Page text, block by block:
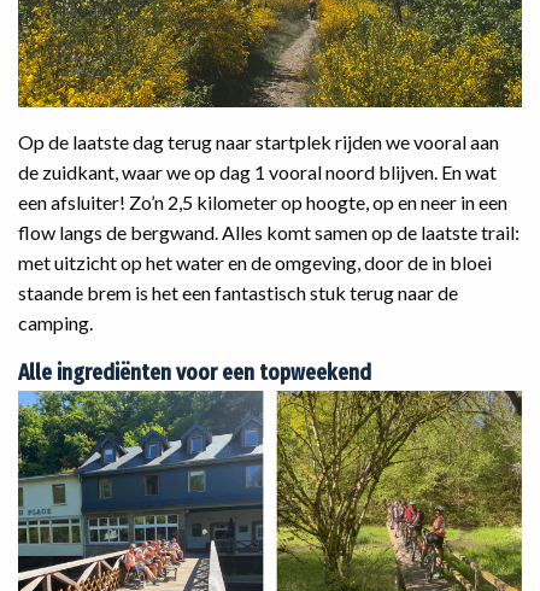
Op de laatste dag terug naar startplek rijden we vooral aan
de zuidkant, waar we op dag 1 vooral noord blijven. En wat
een afsluiter! Zo’n 2,5 kilometer op hoogte, op en neer in een
flow langs de bergwand. Alles komt samen op de laatste trail:
met uitzicht op het water en de omgeving, door de in bloei
staande brem is het een fantastisch stuk terug naar de
camping.
Alle ingrediënten voor een topweekend